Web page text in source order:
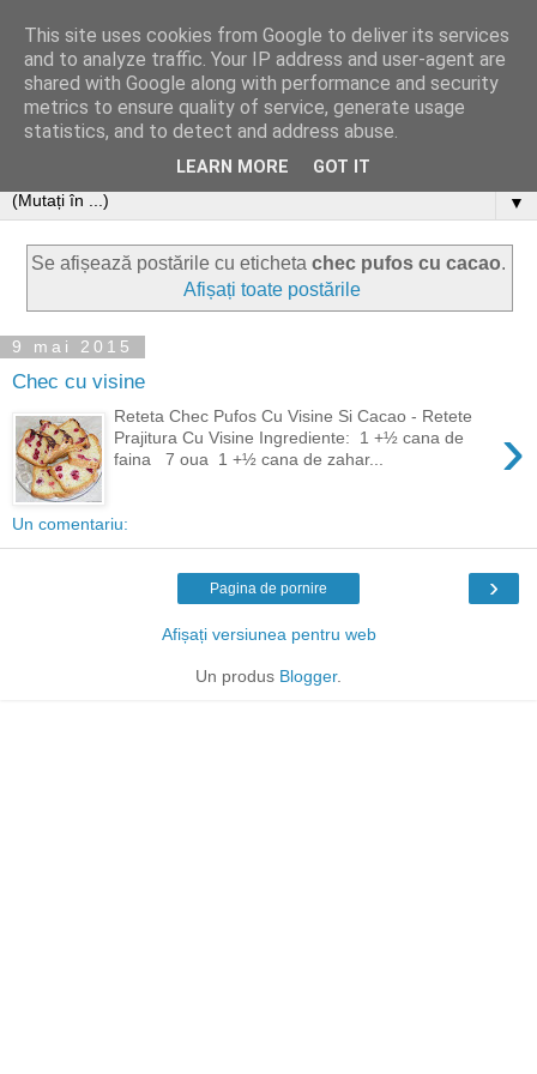
▼
Se afișează postările cu eticheta chec pufos cu cacao.
Afișați toate postările
9 mai 2015
Chec cu visine
›
Reteta Chec Pufos Cu Visine Si Cacao - Retete
Prajitura Cu Visine Ingrediente: 1 +½ cana de
faina 7 oua 1 +½ cana de zahar...
Un comentariu:
›
Pagina de pornire
Afișați versiunea pentru web
Un produs Blogger.
This site uses cookies from Google to deliver its services
and to analyze traffic. Your IP address and user-agent are
shared with Google along with performance and security
metrics to ensure quality of service, generate usage
statistics, and to detect and address abuse.
LEARN MORE GOT IT